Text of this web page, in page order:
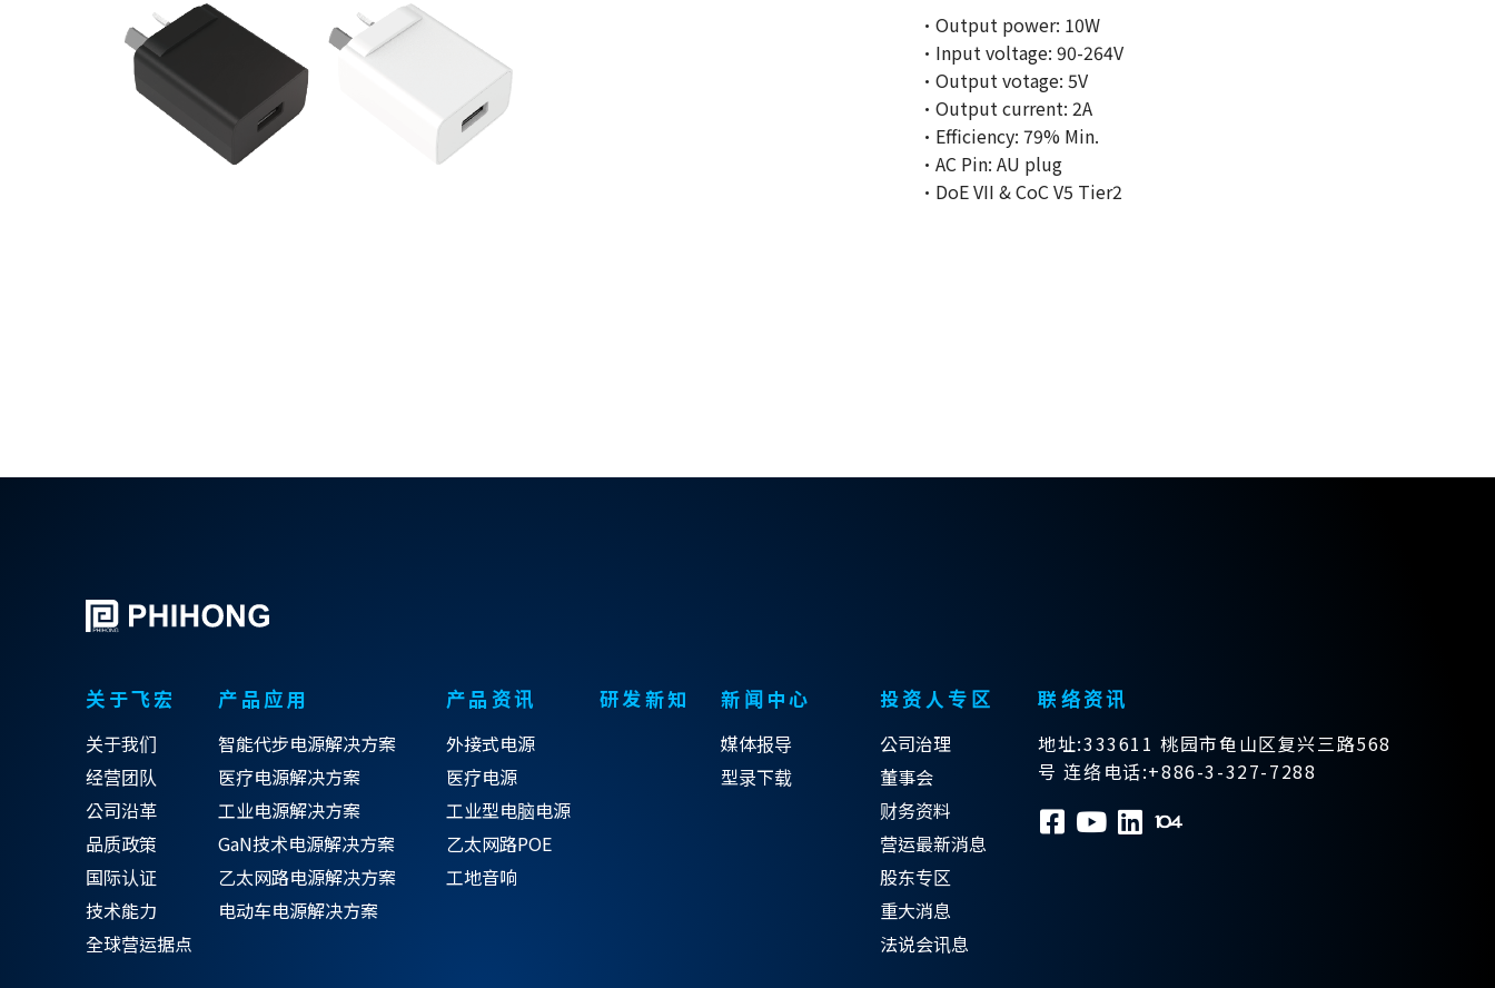
·Output power: 10W
·Input voltage: 90-264V
·Output votage: 5V
·Output current: 2A
·Efficiency: 79% Min.
·AC Pin: AU plug
·DoE VII & CoC V5 Tier2
关于飞宏
关于我们
经营团队
公司沿革
品质政策
国际认证
技术能力
全球营运据点
产品应用
智能代步电源解决方案
医疗电源解决方案
工业电源解决方案
GaN技术电源解决方案
乙太网路电源解决方案
电动车电源解决方案
产品资讯
外接式电源
医疗电源
工业型电脑电源
乙太网路POE
工地音响
研发新知 新闻中心
媒体报导
型录下载
投资人专区
公司治理
董事会
财务资料
营运最新消息
股东专区
重大消息
法说会讯息
联络资讯
地址:333611 桃园市龟山区复兴三路568
号 连络电话:+886-3-327-7288